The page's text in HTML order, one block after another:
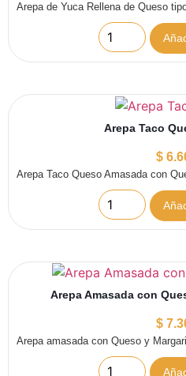
Arepa de Yuca Rellena de Queso
Arepa Taco
$
Arepa Taco Queso Amasada con
Arepa Amasada con
$
Arepa amasada con Queso y